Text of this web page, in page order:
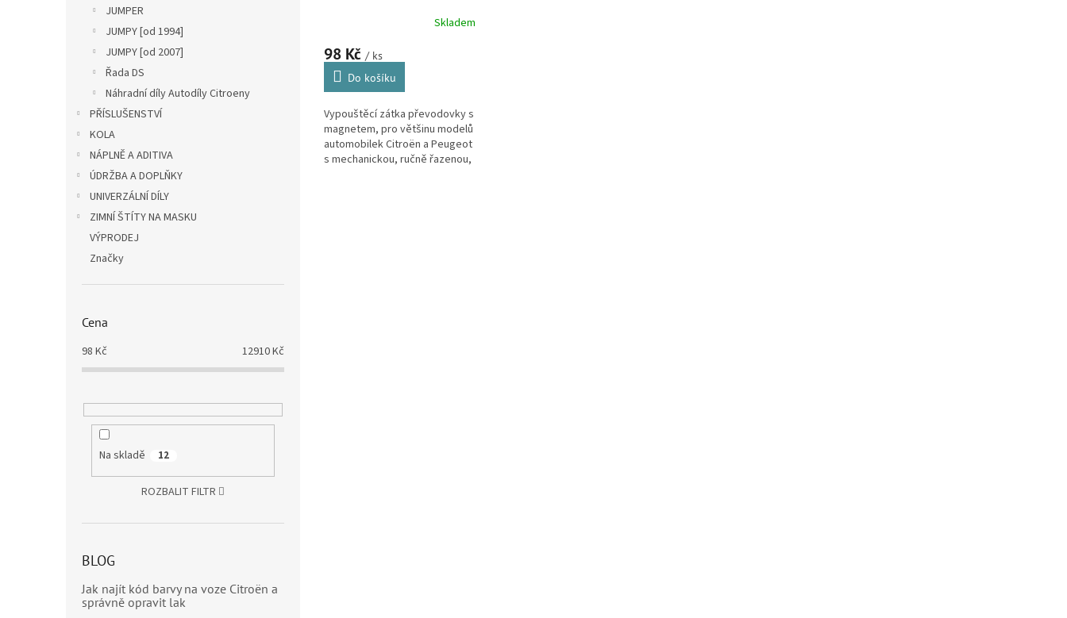
JUMPER
JUMPY [od 1994]
JUMPY [od 2007]
Řada DS
Náhradní díly Autodíly Citroeny
PŘÍSLUŠENSTVÍ
KOLA
NÁPLNĚ A ADITIVA
ÚDRŽBA A DOPLŇKY
UNIVERZÁLNÍ DÍLY
ZIMNÍ ŠTÍTY NA MASKU
VÝPRODEJ
Značky
Cena
98 Kč 12910Kč
Na skladě 12
ROZBALIT FILTR
BLOG
Jak najít kód barvy na voze Citroën a
správně opravit lak
Skladem
98 Kč / ks
Do košíku
Vypouštěcí zátka převodovky s
magnetem, pro většinu modelů
automobilek Citroën a Peugeot
s mechanickou, ručně řazenou,